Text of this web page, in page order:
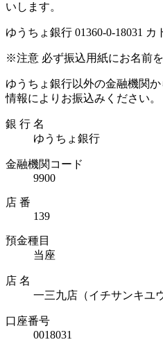
いします。
ゆうちょ銀行 01360-0-18031
※注意 必ず振込用紙にお名前を
ゆうちょ銀行以外の金融機関
情報によりお振込みください。
銀 行 名
ゆうちょ銀行
金融機関コード
9900
店 番
139
預金種目
当座
店 名
一三九店（イチサンキユ
口座番号
0018031